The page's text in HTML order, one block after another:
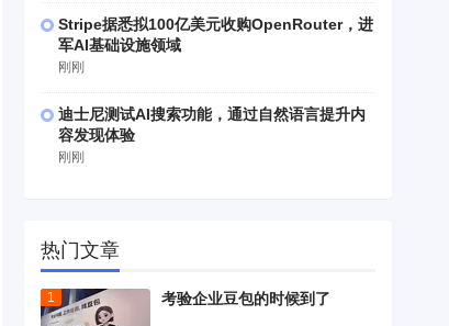
Stripe据悉拟100亿美元收购OpenRouter，进
军AI基础设施领域
刚刚
迪士尼测试AI搜索功能，通过自然语言提升内
容发现体验
刚刚
热门文章
考验企业豆包的时候到了